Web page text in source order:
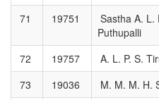
71
19751
Sastha A. L.
Puthupalli
72 19757 A. L. P. S.
73
19036 M. M. M. H.